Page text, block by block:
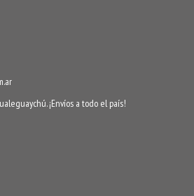
¡Envíos a todo el país!